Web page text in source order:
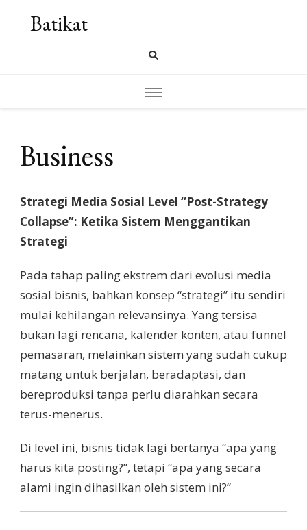
Batikat
Business
Strategi Media Sosial Level “Post-Strategy
Collapse”: Ketika Sistem Menggantikan
Strategi
Pada tahap paling ekstrem dari evolusi media
sosial bisnis, bahkan konsep “strategi” itu sendiri
mulai kehilangan relevansinya. Yang tersisa
bukan lagi rencana, kalender konten, atau funnel
pemasaran, melainkan sistem yang sudah cukup
matang untuk berjalan, beradaptasi, dan
bereproduksi tanpa perlu diarahkan secara
terus-menerus.
Di level ini, bisnis tidak lagi bertanya “apa yang
harus kita posting?”, tetapi “apa yang secara
alami ingin dihasilkan oleh sistem ini?”